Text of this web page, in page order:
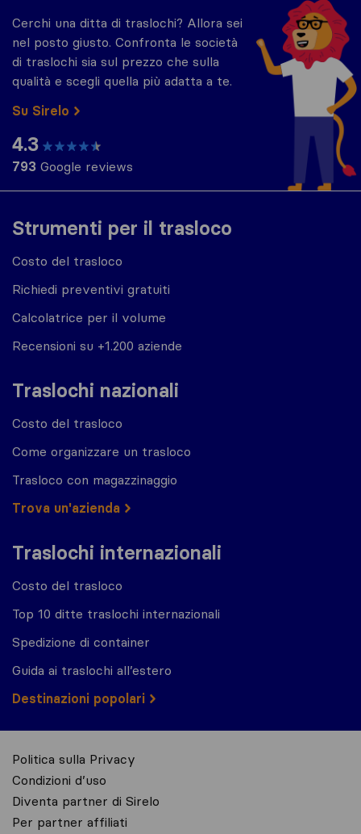
Strumenti per il trasloco
Costo del trasloco
Richiedi preventivi gratuiti
Calcolatrice per il volume
Recensioni su +1.200 aziende
Traslochi nazionali
Costo del trasloco
Come organizzare un trasloco
Trasloco con magazzinaggio
Trova un'azienda
Traslochi internazionali
Costo del trasloco
Top 10 ditte traslochi internazionali
Spedizione di container
Guida ai traslochi all’estero
Destinazioni popolari
Cerchi una ditta di traslochi? Allora sei
nel posto giusto. Confronta le società
di traslochi sia sul prezzo che sulla
qualità e scegli quella più adatta a te.
Su Sirelo
4.3
793 Google reviews
Politica sulla Privacy
Condizioni d’uso
Diventa partner di Sirelo
Per partner affiliati